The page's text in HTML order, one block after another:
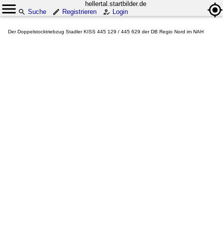
hellertal.startbilder.de
Suche
Registrieren Login
Der Doppelstocktriebzug Stadler KISS 445 129 / 445 629 der DB Regio Nord im NAH